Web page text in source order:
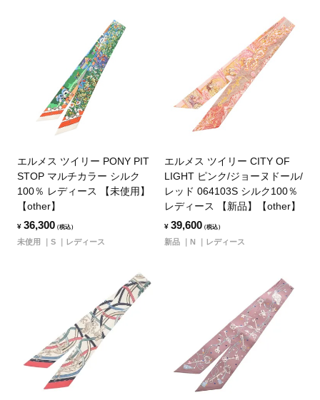
エルメス ツイリー PONY PIT
STOP マルチカラー シルク
100％ レディース 【未使用】
【other】
¥ 36,300（税込）
未使用 S レディース
エルメス ツイリー CITY OF
LIGHT ピンク/ジョーヌドール/
レッド 064103S シルク100％
レディース 【新品】【other】
¥ 39,600（税込）
新品 N レディース